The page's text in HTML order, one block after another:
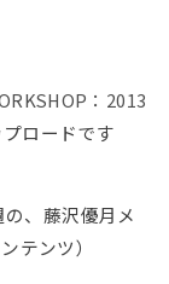
：2013
プロードです
、藤沢優月メ
テンツ）